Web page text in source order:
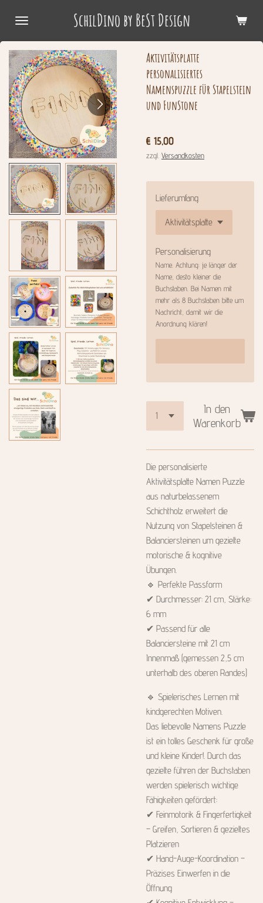
Hauptinhalt
springen
SchilDino by BeSt Design
Aktivitätsplatte
personalisiertes
Namenspuzzle für Stapelstein
und FunStone
€ 15,00
zzgl. Versandkosten
Lieferumfang
Personalisierung
Name. Achtung: je länger der
Name, desto kleiner die
Buchstaben. Bei Namen mit
mehr als 8 Buchstaben bitte um
Nachricht, damit wir die
Anordnung klären!
In den
Warenkorb
Die personalisierte
Aktivitätsplatte Namen Puzzle
aus naturbelassenem
Schichtholz erweitert die
Nutzung von Stapelsteinen &
Balanciersteinen um gezielte
motorische & kognitive
Übungen.
🔹 Perfekte Passform
✔ Durchmesser: 21 cm, Stärke:
6 mm
✔ Passend für alle
Balanciersteine mit 21 cm
Innenmaß (gemessen 2,5 cm
unterhalb des oberen Randes)
🔹 Spielerisches Lernen mit
kindgerechten Motiven.
Das liebevolle Namens Puzzle
ist ein tolles Geschenk für große
und kleine Kinder!. Durch das
gezielte führen der Buchstaben
werden spielerisch wichtige
Fähigkeiten gefördert:
✔ Feinmotorik & Fingerfertigkeit
– Greifen, Sortieren & gezieltes
Platzieren
✔ Hand-Auge-Koordination –
Präzises Einwerfen in die
Öffnung